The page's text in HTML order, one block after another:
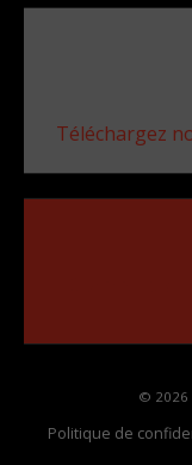
Téléchargez
© 2026
Politique de